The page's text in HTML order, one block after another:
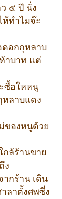
๕ ปี นั่ง
ห้ทำไมจ๊ะ
ดอกกุหลาบ
าบาท แต่
ซื้อใหหนู
หลาบแดง
ของหนูด้วย
ล้ร้านขาย
ง
กร้าน เดิน
ลาตั้งศพซึ่ง